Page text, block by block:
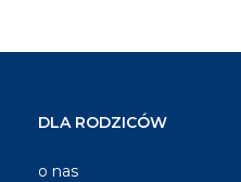
DLA RODZICÓW
o nas